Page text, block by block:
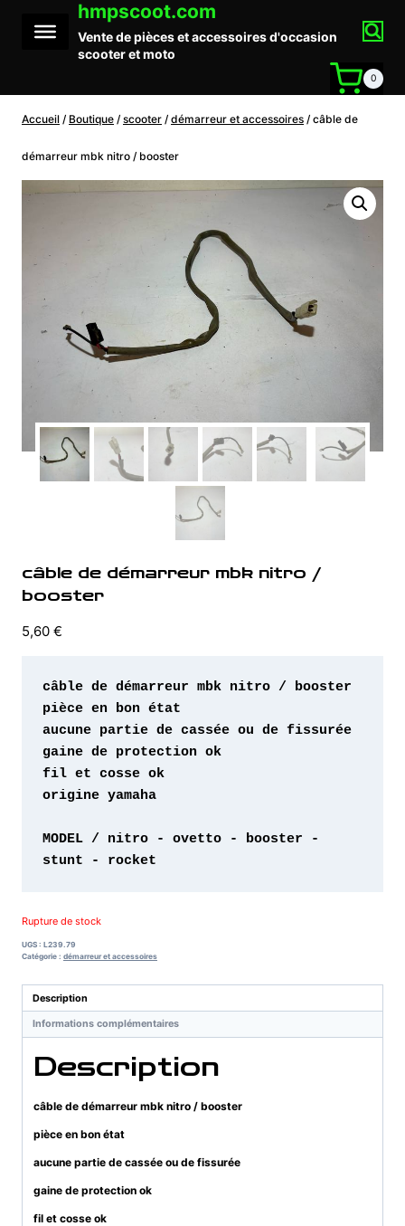
contenu
hmpscoot.com
Vente de pièces et accessoires d'occasion
scooter et moto
0
Accueil / Boutique / scooter / démarreur et accessoires / câble de
démarreur mbk nitro / booster
câble de démarreur mbk nitro /
booster
5,60 €
origine yamaha
MODEL / nitro - ovetto - booster -
stunt - rocket
Rupture de stock
UGS : L239.79
Catégorie : démarreur et accessoires
Description
Informations complémentaires
Description
câble de démarreur mbk nitro / booster
pièce en bon état
aucune partie de cassée ou de fissurée
gaine de protection ok
fil et cosse ok